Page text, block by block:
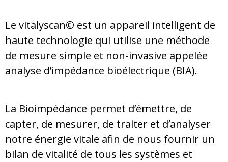
Le vitalyscan© est un appareil intelligent de
haute technologie qui utilise une méthode
de mesure simple et non-invasive appelée
analyse d’impédance bioélectrique (BIA).
La Bioimpédance permet d’émettre, de
capter, de mesurer, de traiter et d’analyser
notre énergie vitale afin de nous fournir un
bilan de vitalité de tous les systèmes et